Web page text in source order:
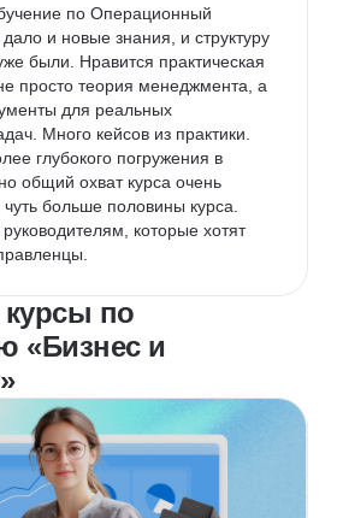
по Операционный
и новые знания, и структуру
были. Нравится практическая
просто теория менеджмента, а
для реальных
Много кейсов из практики.
глубокого погружения в
общий охват курса очень
больше половины курса.
которые хотят
по
«Бизнес и